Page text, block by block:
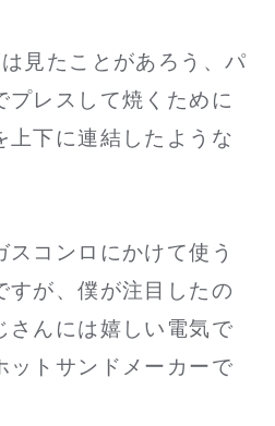
見たことがあろう、パ
プレスして焼くために
上下に連結したような
コンロにかけて使う
すが、僕が注目したの
さんには嬉しい電気で
ットサンドメーカーで